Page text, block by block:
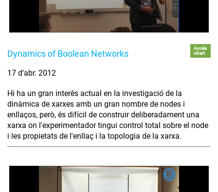
Dynamics of Boolean Networks
Accés
obert
17 d’abr. 2012
Hi ha un gran interès actual en la investigació de la
dinàmica de xarxes amb un gran nombre de nodes i
enllaços, però, és difícil de construir deliberadament una
xarxa on l'experimentador tingui control total sobre el node
i les propietats de l'enllaç i la topologia de la xarxa.